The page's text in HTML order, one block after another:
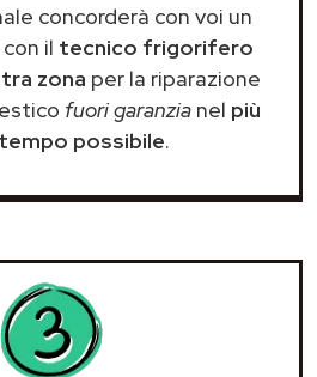
concorderà con voi un
il tecnico frigorifero
zona per la riparazione
fuori garanzianel più
possibile.